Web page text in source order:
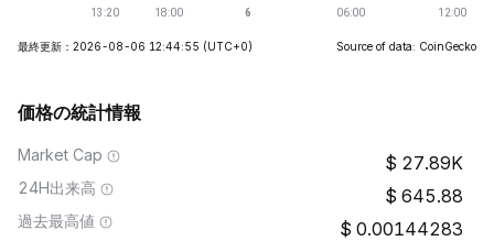
最終更新：2026-08-06 12:44:55 (UTC+0) Source of data: CoinGecko
価格の統計情報
Market Cap 27.89K
24H出来高 645.88
過去最高値 0.00144283